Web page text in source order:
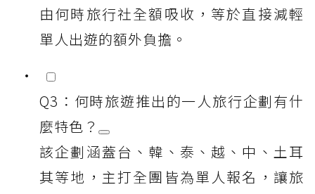
由何時旅行社全額吸收，等於直接減輕
單人出遊的額外負擔。
Q3：何時旅遊推出的一人旅行企劃有什
麼特色？
該企劃涵蓋台、韓、泰、越、中、土耳
其等地，主打全團皆為單人報名，讓旅